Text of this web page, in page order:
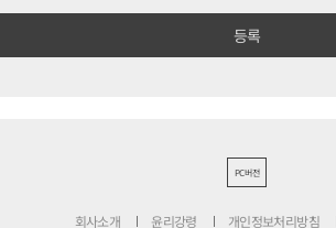
PC버전
회사소개 윤리강령 개인정보처리방침